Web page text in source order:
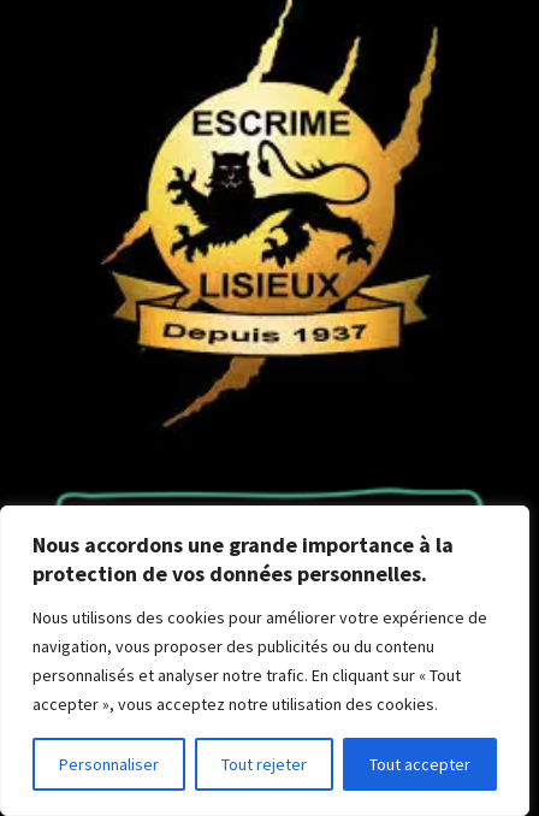
Nous accordons une grande importance à la
protection de vos données personnelles.
Nous utilisons des cookies pour améliorer votre expérience de
navigation, vous proposer des publicités ou du contenu
personnalisés et analyser notre trafic. En cliquant sur « Tout
accepter », vous acceptez notre utilisation des cookies.
Personnaliser Tout rejeter Tout accepter
Bonjour! Je suis l'assistant
numérique de Sylvie. Comment puis-
je vous aider?